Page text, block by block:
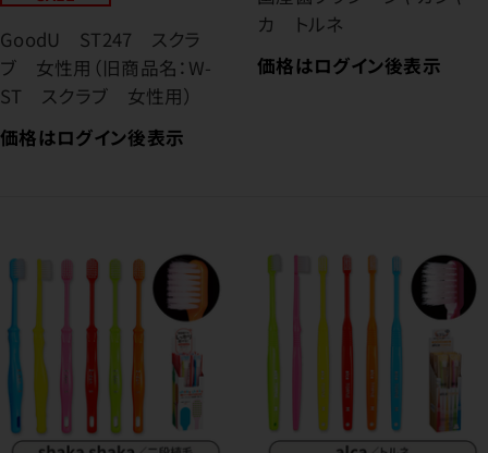
GoodU ST247 スクラ
ブ 女性用（旧商品名：W-
ST スクラブ 女性用）
価格はログイン後表示
カ トルネ
価格はログイン後表示